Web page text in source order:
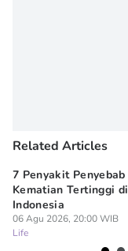
Related Articles
7 Penyakit Penyebab
Kematian Tertinggi di
Indonesia
06 Agu 2026, 20:00 WIB
Life